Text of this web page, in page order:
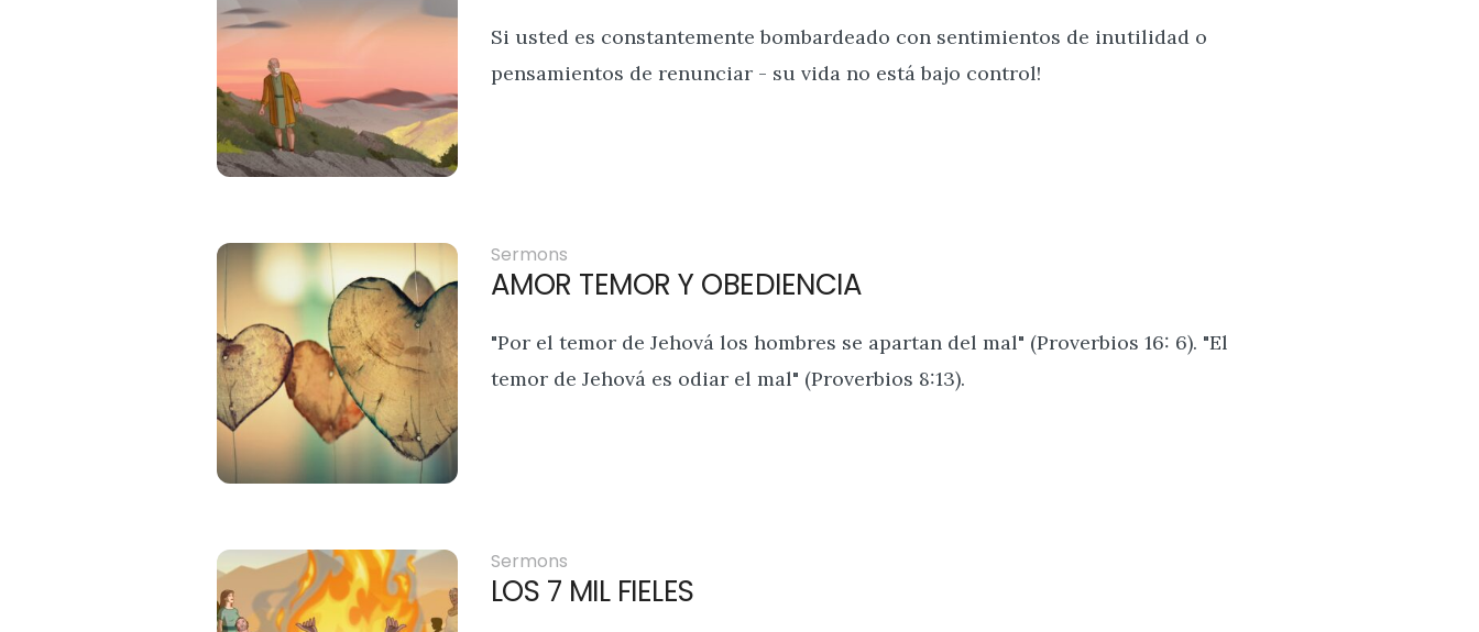
Si usted es constantemente bombardeado con sentimientos de inutilidad o
pensamientos de renunciar - su vida no está bajo control!
Sermons
AMOR TEMOR Y OBEDIENCIA
"Por el temor de Jehová los hombres se apartan del mal" (Proverbios 16: 6). "El
temor de Jehová es odiar el mal" (Proverbios 8:13).
Sermons
LOS 7 MIL FIELES